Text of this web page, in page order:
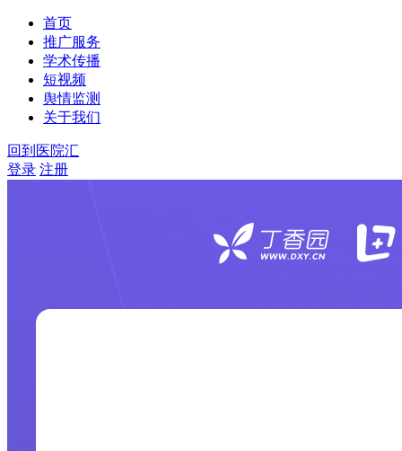
首页
推广服务
学术传播
短视频
舆情监测
关于我们
回到医院汇
登录 注册